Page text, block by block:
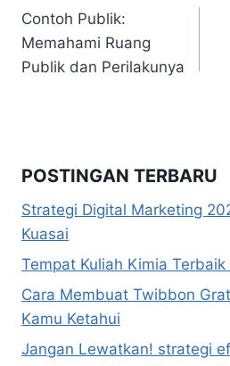
pos
Contoh Publik:
Memahami Ruang
Publik dan Perilakunya
POSTINGAN TERBARU
Strategi Digital Marketing
Kuasai
Tempat Kuliah Kimia
Cara Membuat Twibbon
Kamu Ketahui
Jangan Lewatkan! strategi